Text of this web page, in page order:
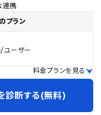
連携
プラン
/ユーザー
料金プランを見る
診断する(無料)